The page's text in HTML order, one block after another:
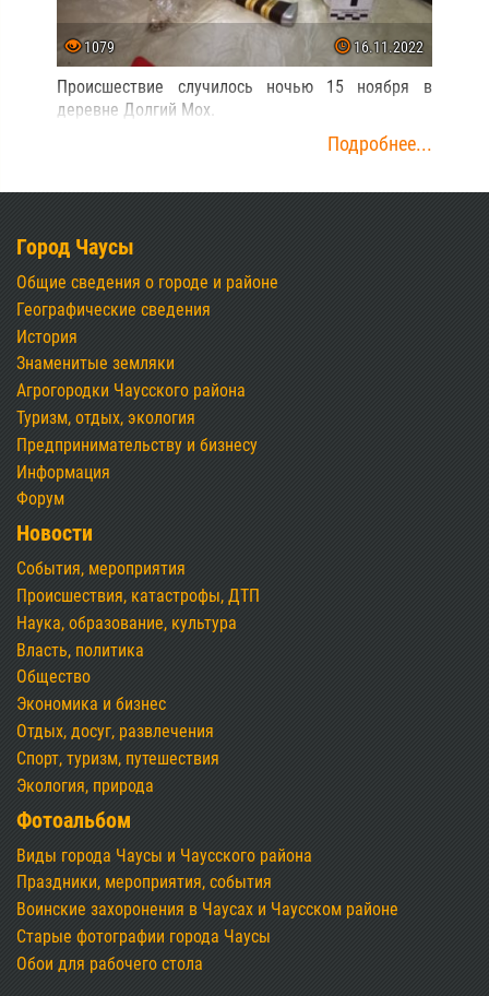
1079 16.11.2022
Происшествие случилось ночью 15 ноября в
деревне Долгий Мох.
Подробнее...
Город Чаусы
Общие сведения о городе и районе
Географические сведения
История
Знаменитые земляки
Агрогородки Чаусского района
Туризм, отдых, экология
Предпринимательству и бизнесу
Информация
Форум
Новости
События, мероприятия
Происшествия, катастрофы, ДТП
Наука, образование, культура
Власть, политика
Общество
Экономика и бизнес
Отдых, досуг, развлечения
Спорт, туризм, путешествия
Экология, природа
Фотоальбом
Виды города Чаусы и Чаусского района
Праздники, мероприятия, события
Воинские захоронения в Чаусах и Чаусском районе
Старые фотографии города Чаусы
Обои для рабочего стола